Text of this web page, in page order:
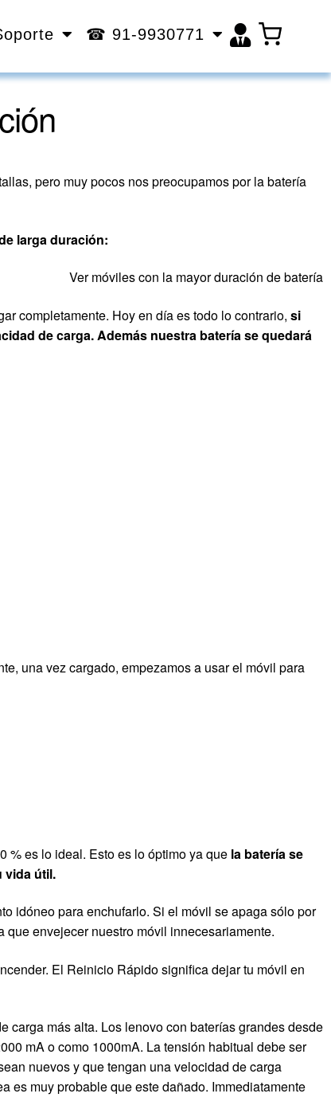
☎ 91-9930771
pero muy pocos nos preocupamos por la batería
larga duración:
Ver móviles con la mayor duración de batería
completamente. Hoy en día es todo lo contrario, si
de carga. Además nuestra batería se quedará
una vez cargado, empezamos a usar el móvil para
% es lo ideal. Esto es lo óptimo ya que la batería se
vida útil.
idóneo para enchufarlo. Si el móvil se apaga sólo por
envejecer nuestro móvil innecesariamente.
El Reinicio Rápido significa dejar tu móvil en
carga más alta. Los lenovo con baterías grandes desde
mA o como 1000mA. La tensión habitual debe ser
nuevos y que tengan una velocidad de carga
es muy probable que este dañado. Immediatamente